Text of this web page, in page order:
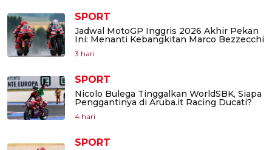
SPORT
Jadwal MotoGP Inggris 2026 Akhir Pekan
Ini: Menanti Kebangkitan Marco Bezzecchi
3 hari
SPORT
Nicolo Bulega Tinggalkan WorldSBK, Siapa
Penggantinya di Aruba.it Racing Ducati?
4 hari
SPORT